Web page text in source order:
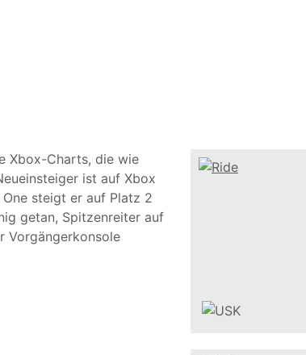
Xbox-Charts, die wie
ist auf Xbox
steigt er auf Platz 2
getan, Spitzenreiter auf
Vorgängerkonsole